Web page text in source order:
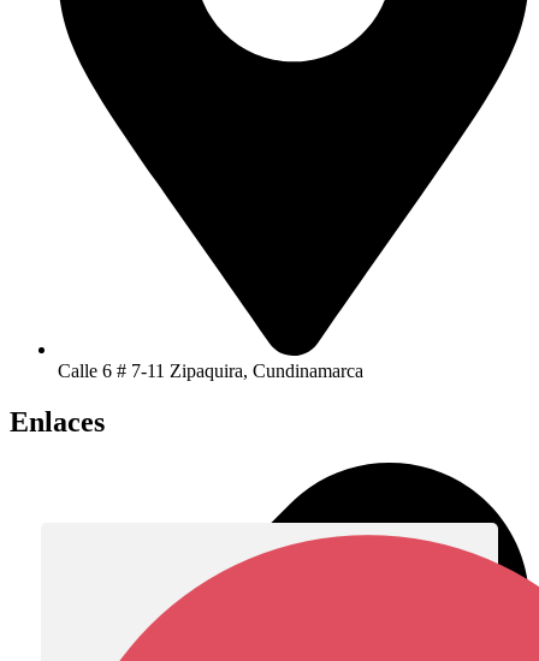
Calle 6 # 7-11 Zipaquira, Cundinamarca
Enlaces